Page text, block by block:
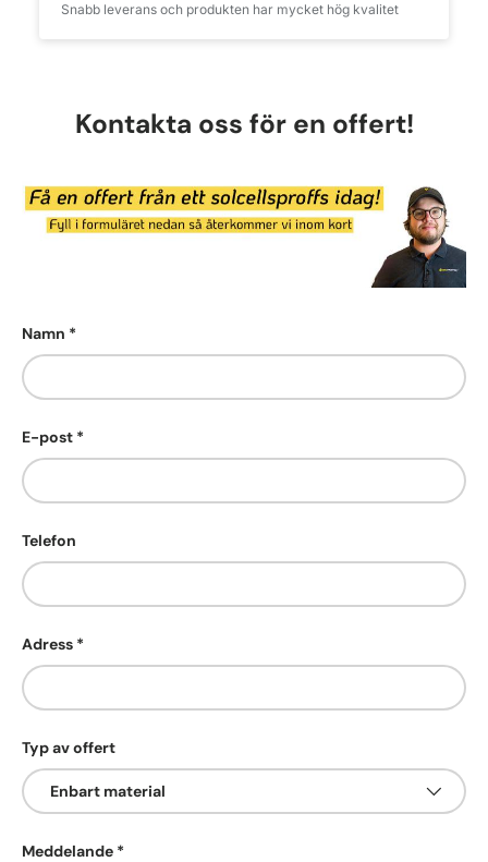
Snabb leverans och produkten har mycket hög kvalitet
Kontakta oss för en offert!
Namn
E-post
Telefon
Adress
Typ av offert
Meddelande